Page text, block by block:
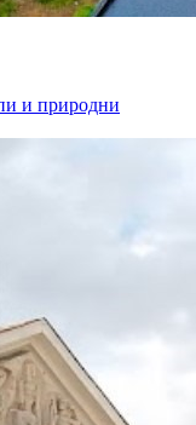
и природни